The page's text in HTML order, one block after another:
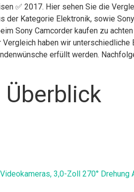
✅ 2017. Hier sehen Sie die
Kategorie Elektronik, sowie
Sony Camcorder kaufen zu
haben wir unterschiedliche
erfüllt werden.
Überblick
3,0-Zoll 270°